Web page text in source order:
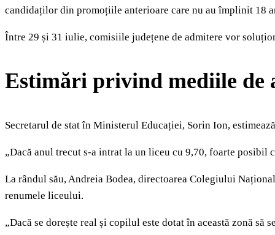
candidaților din promoțiile anterioare care nu au împlinit 18
Între 29 și 31 iulie, comisiile județene de admitere vor
Estimări privind mediile de
Secretarul de stat în Ministerul Educației, Sorin Ion,
„Dacă anul trecut s-a intrat la un liceu cu 9,70, foarte posibil
La rândul său, Andreia Bodea, directoarea Colegiului
renumele liceului.
„Dacă se dorește real și copilul este dotat în această zonă să